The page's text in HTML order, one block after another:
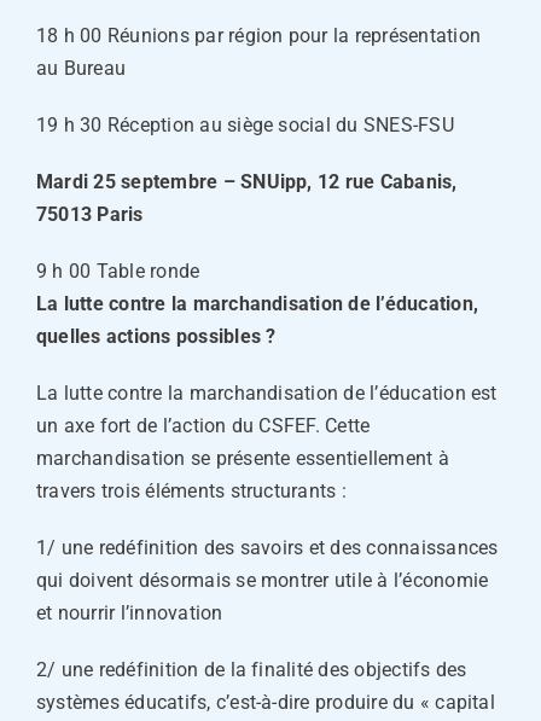
18 h 00 Réunions par région pour la représentation
au Bureau
19 h 30 Réception au siège social du SNES-FSU
Mardi 25 septembre – SNUipp, 12 rue Cabanis,
75013 Paris
9 h 00 Table ronde
La lutte contre la marchandisation de l’éducation,
quelles actions possibles ?
La lutte contre la marchandisation de l’éducation est
un axe fort de l’action du CSFEF. Cette
marchandisation se présente essentiellement à
travers trois éléments structurants :
1/ une redéfinition des savoirs et des connaissances
qui doivent désormais se montrer utile à l’économie
et nourrir l’innovation
2/ une redéfinition de la finalité des objectifs des
systèmes éducatifs, c’est-à-dire produire du « capital